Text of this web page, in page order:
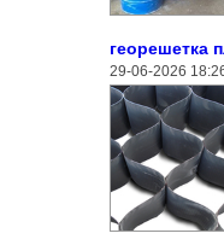
георешетка
29-06-2026